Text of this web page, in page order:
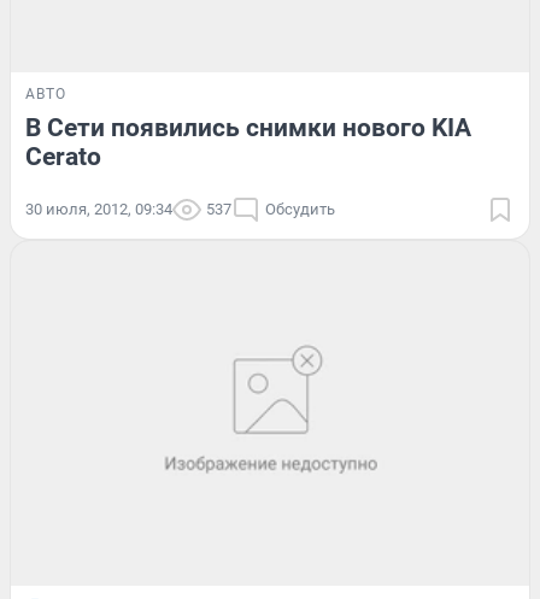
АВТО
В Сети появились снимки нового KIA
Cerato
30 июля, 2012, 09:34 537 Обсудить